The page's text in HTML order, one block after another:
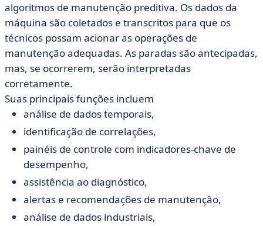
algoritmos de manutenção preditiva. Os dados da
máquina são coletados e transcritos para que os
técnicos possam acionar as operações de
manutenção adequadas. As paradas são antecipadas,
mas, se ocorrerem, serão interpretadas
corretamente.
Suas principais funções incluem
análise de dados temporais,
identificação de correlações,
painéis de controle com indicadores-chave de
desempenho,
assistência ao diagnóstico,
alertas e recomendações de manutenção,
análise de dados industriais,